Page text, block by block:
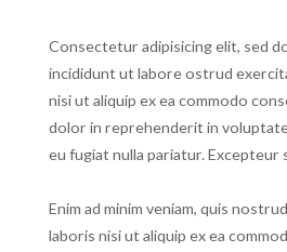
Consectetur adipisicing elit, sed
incididunt ut labore ostrud
nisi ut aliquip ex ea commodo
dolor in reprehenderit in
eu fugiat nulla pariatur. Excepteur
Enim ad minim veniam, quis
laboris nisi ut aliquip ex ea